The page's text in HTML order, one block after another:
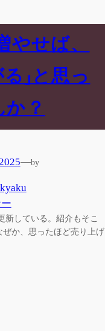
やせば、
」と思っ
か？
—by
新している。紹介もそこ
か、思ったほど売り上げ